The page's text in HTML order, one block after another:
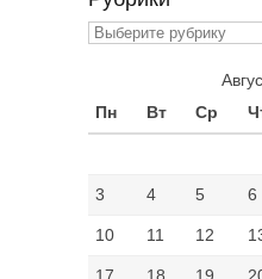
Рубрики
Пн
Вт Ср
3 4 5 6
10 11 12